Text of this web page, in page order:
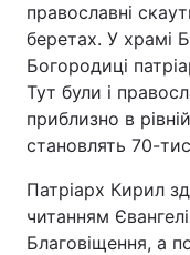
Головна
Україна
Економіка
Спорт
православні
беретах. У храмі
Богородиці
Тут були і
приблизно в
становлять 70-
Патріарх Кирил
читанням
Благовіщення, а